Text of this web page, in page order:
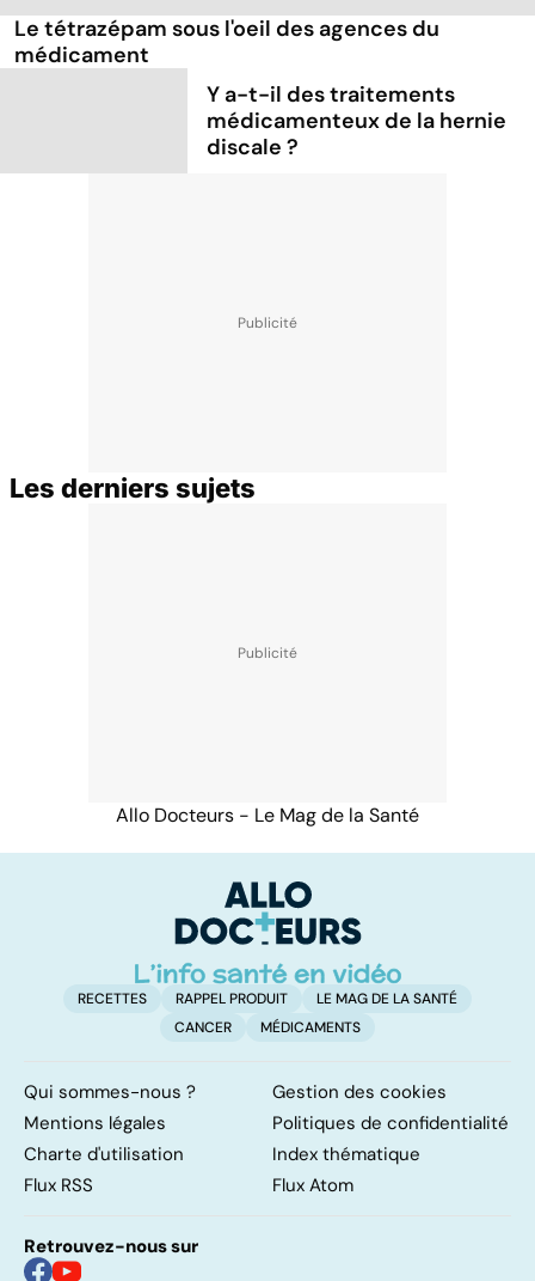
Le tétrazépam sous l'oeil des agences du
médicament
Y a-t-il des traitements
médicamenteux de la hernie
discale ?
Les derniers sujets
Allo Docteurs - Le Mag de la Santé
RECETTES RAPPEL PRODUIT
LE MAG DE LA SANTÉ
CANCER
MÉDICAMENTS
Qui sommes-nous ?
Gestion des cookies
Mentions légales
Politiques de confidentialité
Charte d'utilisation
Index thématique
Flux RSS
Flux Atom
Retrouvez-nous sur